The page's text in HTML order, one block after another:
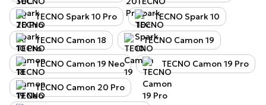
TECNO Spark 10 Pro TECNO Spark 10
TECNO Camon 18 TECNO Camon 19
TECNO Camon 19 Neo TECNO Camon 19 Pro
TECNO Camon 20 Pro